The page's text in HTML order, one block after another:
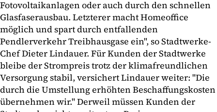
Fotovoltaikanlagen oder auch durch den schnellen
Glasfaserausbau. Letzterer macht Homeoffice
möglich und spart durch entfallenden
Pendlerverkehr Treibhausgase ein", so Stadtwerke-
Chef Dieter Lindauer. Für Kunden der Stadtwerke
bleibe der Strompreis trotz der klimafreundlichen
Versorgung stabil, versichert Lindauer weiter: "Die
durch die Umstellung erhöhten Beschaffungskosten
übernehmen wir." Derweil müssen Kunden der